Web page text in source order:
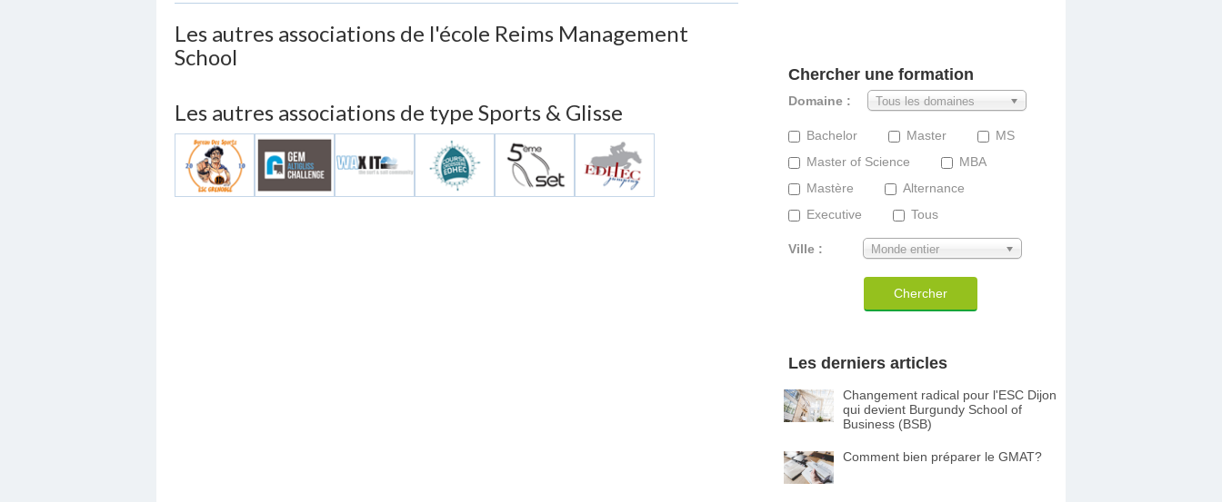
Les autres associations de l'école Reims Management
School
Les autres associations de type Sports & Glisse
Chercher une formation
Domaine : Tous les domaines
Bachelor Master
MS
Master of Science
MBA
Mastère
Alternance
Executive
Tous
Ville : Monde entier
Chercher
Les derniers articles
Changement radical pour l'ESC Dijon
qui devient Burgundy School of
Business (BSB)
Comment bien préparer le GMAT?